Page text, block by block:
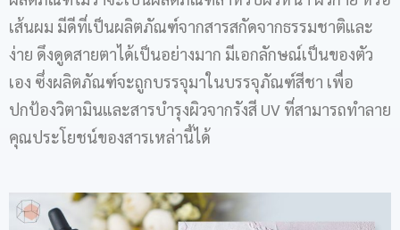
เส้นผม มีดีที่เป็นผลิตภัณฑ์จากสารสกัดจากธรรมชาติและ
ง่าย ดึงดูดสายตาได้เป็นอย่างมาก มีเอกลักษณ์เป็นของตัว
เอง ซึ่งผลิตภัณฑ์จะถูกบรรจุมาในบรรจุภัณฑ์สีชา เพื่อ
ปกป้องวิตามินและสารบำรุงผิวจากรังสี UV ที่สามารถทำลาย
คุณประโยชน์ของสารเหล่านี้ได้